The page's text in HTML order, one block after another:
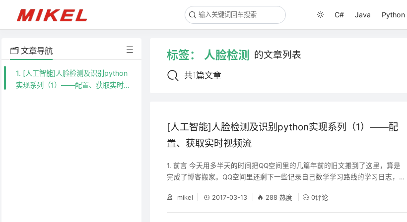
C# Java Python
🗂️ 文章导航
1. [人工智能]人脸检测及识别python
实现系列（1）——配置、获取实时视
标签： 人脸检测 的文章列表
共1篇文章
[人工智能]人脸检测及识别python实现系列（1）——配
置、获取实时视频流
1. 前言 今天用多半天的时间把QQ空间里的几篇年前的旧文搬到了这里，算是
完成了博客搬家。QQ空间里还剩下一些记录自己数学学习路线的学习日志，属
感觉到疲惫了，潜意识里觉得是时候做点东西了，一是练练手，二是换换脑
子，用新鲜东西刺激一下自己，好把学习效率保持下去。于是，我选择了自己
mikel 2017-03-13 288 热度 0评论